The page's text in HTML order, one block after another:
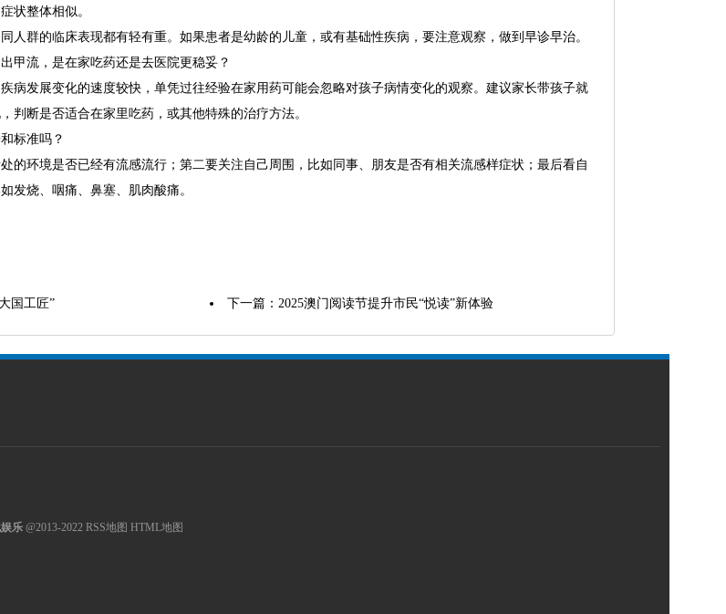
状整体相似。
人群的临床表现都有轻有重。如果患者是幼龄的儿童，或有基础性疾病，要注意观察，做到早诊早治。
甲流，是在家吃药还是去医院更稳妥？
病发展变化的速度较快，单凭过往经验在家用药可能会忽略对孩子病情变化的观察。建议家长带孩子就
判断是否适合在家里吃药，或其他特殊的治疗方法。
标准吗？
的环境是否已经有流感流行；第二要关注自己周围，比如同事、朋友是否有相关流感样症状；最后看自
发烧、咽痛、鼻塞、肌肉酸痛。
国工匠” 下一篇： 2025澳门阅读节提升市民“悦读”新体验
乐 @2013-2022 RSS地图 HTML地图